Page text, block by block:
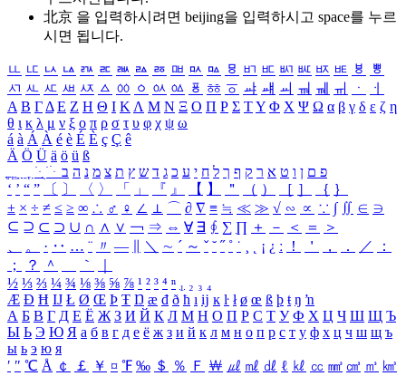
北京 을 입력하시려면 beijing을 입력하시고 space를 누르
시면 됩니다.
ㅥ ㅦ ㅧ ㅨ ㅩ ㅪ ㅫ ㅬ ㅭ ㅮ ㅯ ㅰ ㅱ ㅲ ㅳ ㅴ ㅵ ㅶ ㅷ ㅸ
ㅹ
ㅺ ㅻ ㅼ ㅽ ㅾ ㅿ ㆀ ㆁ ㆂ ㆃ ㆄ ㆅ ㆆ ㆇ ㆈ ㆉ ㆊ ㆋ ㆌ ㆍ
ㆎ
Α Β ΓΔ Ε Ζ Η Θ Ι ΚΛ Μ Ν Ξ Ο Π Ρ Σ ΤΥ Φ Χ Ψ Ω α β γ δ ε ζ η
θ ι κ λ μ ν ξ ο π ρ σ τ υ φ χ ψ ω
á à Á À é è É È ç Ç ê
Ä Ö Ü ä ö ü ß
ִֶֹ ֻּ ׁׂ פ ם ן ו ט א ר ק ף ך ל ח י ע כ ג ד ש ץ ת צ מ נ ה ב
‘ ’ “ ” 〔 〕 〈 〉 「 」 『 』 【 】 ＂ （ ） ［ ］ ｛ ｝
± × ÷ ≠ ≤ ≥ ∞ ∴ ♂ ♀ ∠ ⊥ ⌒ ∂ ∇ ≡ ≒ ≪ ≫ √ ∽ ∝ ∵ ∫ ∬ ∈ ∋
⊆ ⊇ ⊂ ⊃ ∪ ∩ ∧ ∨ ￢ ⇒ ⇔ ∀ ∃ ∮ ∑ ∏ ＋ － ＜ ＝
＞
、
。 · ‥ … ¨ 〃 ― ＼ ∼ ´ ～ ˇ ˘ ˝ ˚ ˙ ¸ ¡ ¿ ː ！ ＇ ， ． ／
：
；
？ ＾ ｀
½ ⅓ ⅔ ¼ ¾ ⅛ ⅜ ⅝ ⅞ ¹ ² ³ ⁴ ⁿ ₁ ₂ ₃ ₄
Æ Ð Ħ Ĳ Ł Ø Œ Þ Ŧ Ŋ æ đ ð ħ ı ĳ ĸ ŀ ł ø œ ß þ ŧ ŋ ŉ
А Б В Г Д Е Ё Ж З И Й К Л М Н О П Р С Т У Ф Х Ц Ч Ш Щ Ъ
Ы Ь Э Ю Я а б в г д е ё ж з и й к л м н о п р с т у ф х ц ч ш щ ъ
ы ь э ю я
′ ″ ℃ Å ￠ ￡ ￥ ¤ ℉ ‰ ＄ ％ Ｆ ￦ ㎕ ㎖ ㎗ ℓ ㎘ ㏄ ㎣ ㎤ ㎥ ㎦